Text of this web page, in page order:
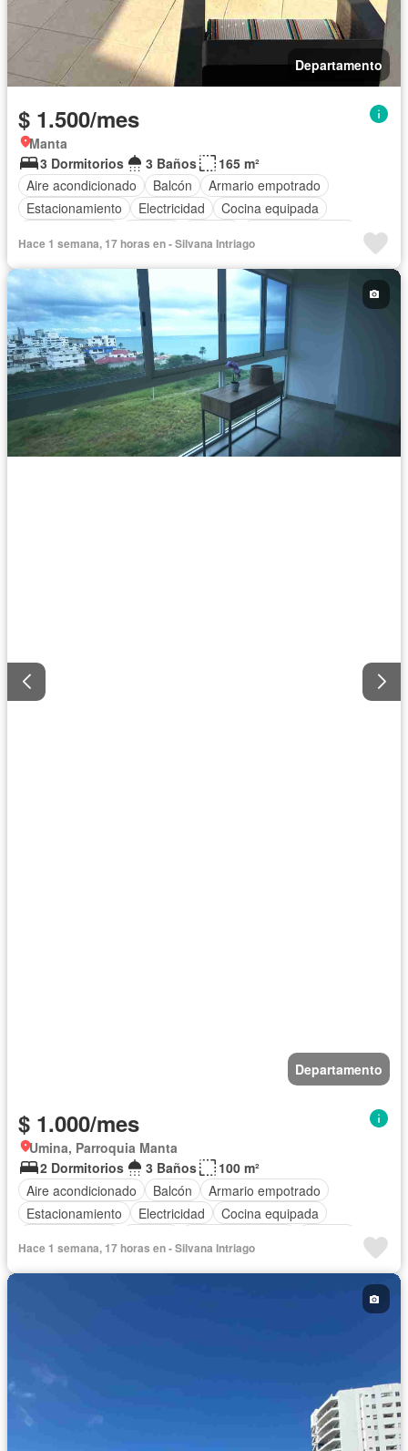
Departamento
$ 1.500/mes
Manta
3 Dormitorios
3 Baños
165 m²
Aire acondicionado
Balcón
Armario empotrado
Estacionamiento
Electricidad
Cocina equipada
Terraza
Agua
Área para niños
Acceso para personas con discapacidad
Garita de guardianía
Gimnasio Ascensor
Piscina
Cancha de tenis Completamente amoblado
Hace 1 semana, 17 horas en - Silvana Intriago
Departamento
$ 1.000/mes
Umina, Parroquia Manta
2 Dormitorios
3 Baños
100 m²
Aire acondicionado
Balcón
Armario empotrado
Estacionamiento
Electricidad
Cocina equipada
Agua
Área para niños
Hace 1 semana, 17 horas en - Silvana Intriago